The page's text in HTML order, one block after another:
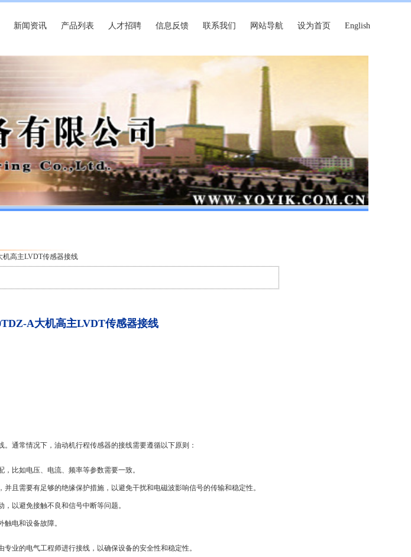
新闻资讯 产品列表 人才招聘 信息反馈 联系我们 网站导航 设为首页 English
机高主LVDT传感器接线
A大机高主LVDT传感器接线
通常情况下，油动机行程传感器的接线需要遵循以下原则：
比如电压、电流、频率等参数需要一致。
且需要有足够的绝缘保护措施，以避免干扰和电磁波影响信号的传输和稳定性。
以避免接触不良和信号中断等问题。
电和设备故障。
业的电气工程师进行接线，以确保设备的安全性和稳定性。